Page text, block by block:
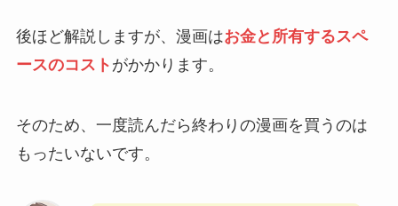
後ほど解説しますが、漫画はお金と所有するスペ
ースのコスト がかかります。
そのため、一度読んだら終わりの漫画を買うのは
もったいないです。